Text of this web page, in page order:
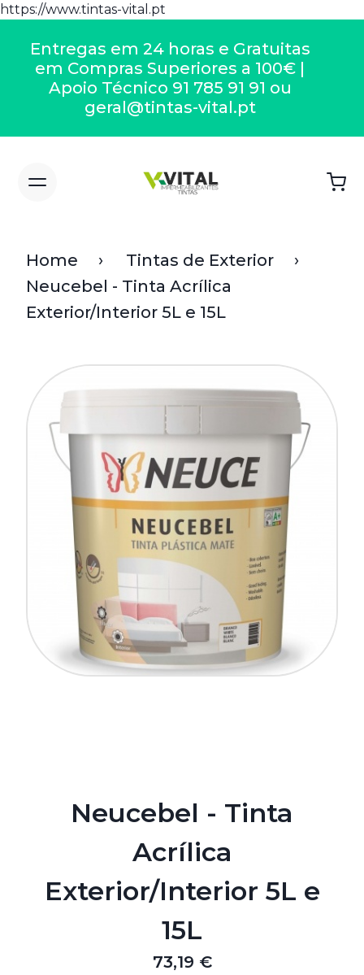
https://www.tintas-vital.pt
Entregas em 24 horas e Gratuitas
em Compras Superiores a 100€ |
Apoio Técnico 91 785 91 91 ou
geral@tintas-vital.pt
Home
Tintas de Exterior
Neucebel - Tinta Acrílica
Exterior/Interior 5L e 15L
Neucebel - Tinta
Acrílica
Exterior/Interior 5L e
15L
73,19 €